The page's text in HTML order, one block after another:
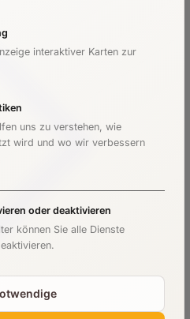
interaktiver Karten zur
uns zu verstehen, wie
wird und wo wir verbessern
oder deaktivieren
können Sie alle Dienste